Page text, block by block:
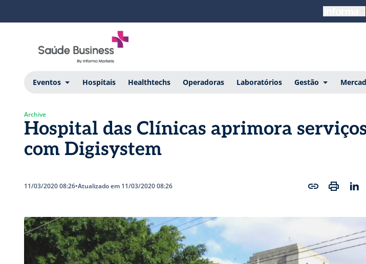
Eventos Hospitais Healthtechs Operadoras Laboratórios Gestão
Archive
Hospital das Clínicas aprimora
com Digisystem
11/03/2020 08:26•Atualizado em 11/03/2020 08:26